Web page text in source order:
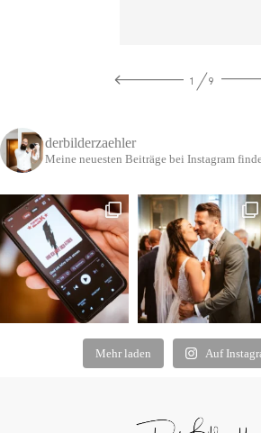
1 9
derbilderzaehler
Meine neuesten Beiträge bei Instagram
Mehr laden Auf